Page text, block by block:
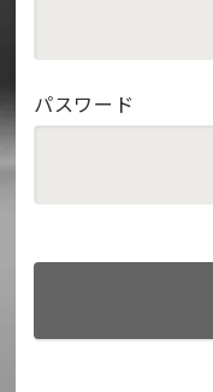
パスワード